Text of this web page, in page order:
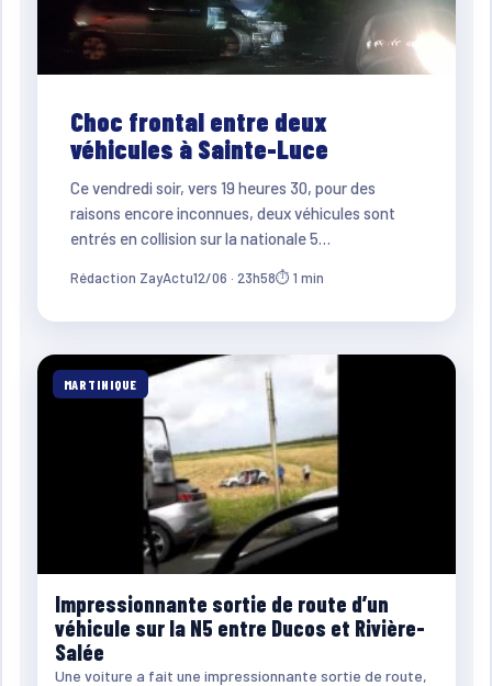
Choc frontal entre deux
véhicules à Sainte-Luce
Ce vendredi soir, vers 19 heures 30, pour des
raisons encore inconnues, deux véhicules sont
entrés en collision sur la nationale 5…
Rédaction ZayActu12/06 · 23h58⏱ 1 min
MARTINIQUE
Impressionnante sortie de route d’un
véhicule sur la N5 entre Ducos et Rivière-
Salée
Une voiture a fait une impressionnante sortie de route,